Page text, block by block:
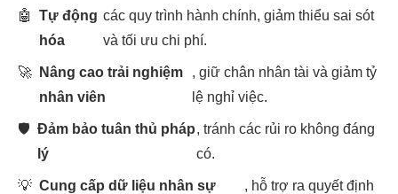
🤖
Tự động
hóa
các quy trình hành chính, giảm thiểu sai sót
và tối ưu chi phí.
🚀
Nâng cao trải nghiệm
nhân viên
, giữ chân nhân tài và giảm tỷ
lệ nghỉ việc.
🛡️ Đảm bảo tuân thủ pháp
lý
, tránh các rủi ro không đáng
có.
💡 Cung cấp dữ liệu nhân sự
, hỗ trợ ra quyết định